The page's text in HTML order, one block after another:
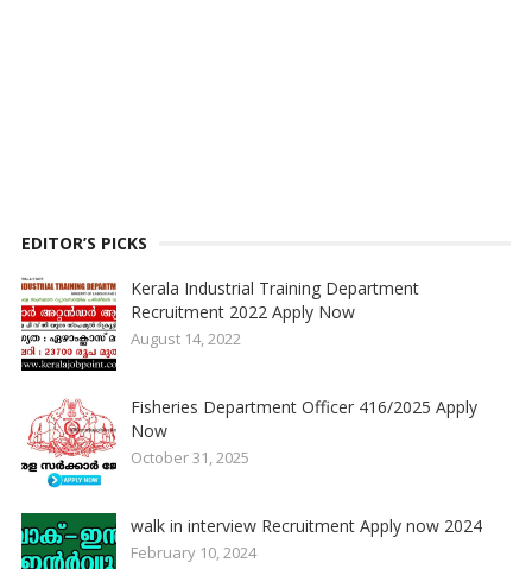
EDITOR’S PICKS
Kerala Industrial Training Department
Recruitment 2022 Apply Now
August 14, 2022
Fisheries Department Officer 416/2025 Apply
Now
October 31, 2025
walk in interview Recruitment Apply now 2024
February 10, 2024